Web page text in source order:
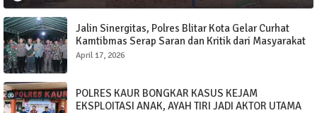
Jalin Sinergitas, Polres Blitar Kota Gelar Curhat
Kamtibmas Serap Saran dan Kritik dari Masyarakat
April 17, 2026
POLRES KAUR BONGKAR KASUS KEJAM
EKSPLOITASI ANAK, AYAH TIRI JADI AKTOR UTAMA